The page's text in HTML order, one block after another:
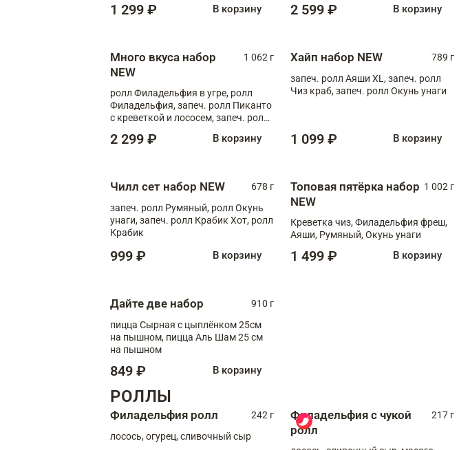
1 299 ₽ В корзину 2 599 ₽ В корзину
Много вкуса набор
NEW
1 062 г
ролл Филадельфия в угре, ролл
Филадельфия, запеч. ролл Пиканто
с креветкой и лососем, запеч. ролл
2 299 ₽ В корзину
Хайп набор NEW
789 г
запеч. ролл Аяши XL, запеч. ролл
Чиз краб, запеч. ролл Окунь унаги
1 099 ₽ В корзину
Чилл сет набор NEW
678 г
запеч. ролл Румяный, ролл Окунь
унаги, запеч. ролл Крабик Хот, ролл
Крабик
999 ₽ В корзину
Топовая пятёрка набор
NEW
1 002 г
Креветка чиз, Филадельфия фреш,
Аяши, Румяный, Окунь унаги
1 499 ₽ В корзину
Дайте две набор
910 г
пицца Сырная с цыплёнком 25см
на пышном, пицца Аль Шам 25 см
на пышном
849 ₽ В корзину
РОЛЛЫ
Филадельфия ролл
242 г
лосось, огурец, сливочный сыр
Филадельфия с чукой
ролл
217 г